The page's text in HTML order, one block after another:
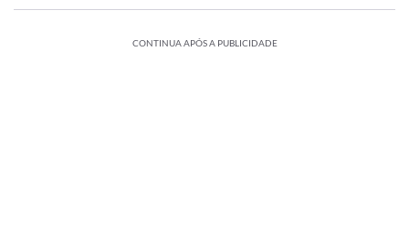
CONTINUA APÓS A PUBLICIDADE